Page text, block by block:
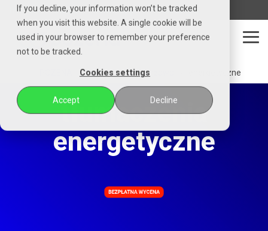
If you decline, your information won’t be tracked
when you visit this website. A single cookie will be
used in your browser to remember your preference
not to be tracked.
Cookies settings
Accept Decline
Czytaj
stronę
główną
POZENA
telefon email whatsapp messenger
tłumaczenia branżowe energetyczne
tłumaczenia
energetyczne